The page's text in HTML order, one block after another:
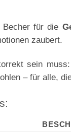
Becher für die
zaubert.
sein
– für alle,